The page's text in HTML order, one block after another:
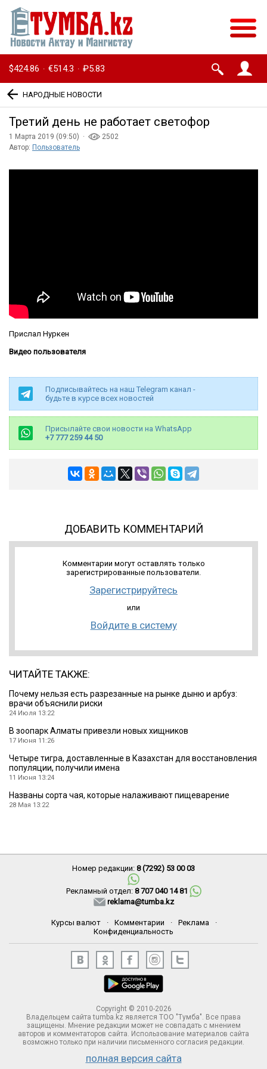
$424.86 · €514.3 · ₽5.83
НАРОДНЫЕ НОВОСТИ
Третий день не работает светофор
1 Марта 2019 (09:50) ·
2502
Автор: Пользователь
Прислал Нуркен
Видео пользователя
Подписывайтесь на наш Telegram канал -
будьте в курсе всех новостей
Присылайте свои новости на WhatsApp
+7 777 259 44 50
ДОБАВИТЬ КОММЕНТАРИЙ
Комментарии могут оставлять только
зарегистрированные пользователи.
Зарегистрируйтесь
или
Войдите в систему
ЧИТАЙТЕ ТАКЖЕ:
Почему нельзя есть разрезанные на рынке дыню и арбуз:
врачи объяснили риски
24 Июля 13:22
В зоопарк Алматы привезли новых хищников
17 Июня 11:26
Четыре тигра, доставленные в Казахстан для восстановления
популяции, получили имена
11 Июня 13:24
Названы сорта чая, которые налаживают пищеварение
28 Мая 13:22
Номер редакции: 8 (7292) 53 00 03
Рекламный отдел: 8 707 040 14 81
reklama@tumba.kz
Курсы валют · Комментарии · Реклама
·
Конфиденциальность
Copyright © 2010-2026
Владельцем сайта tumba.kz является ТОО "Тумба". Все права
защищены. Мнение редакции может не совпадать с мнением
авторов и комментаторов сайта. Использование материалов сайта
возможно только при наличии письменного согласия редакции.
полная версия сайта